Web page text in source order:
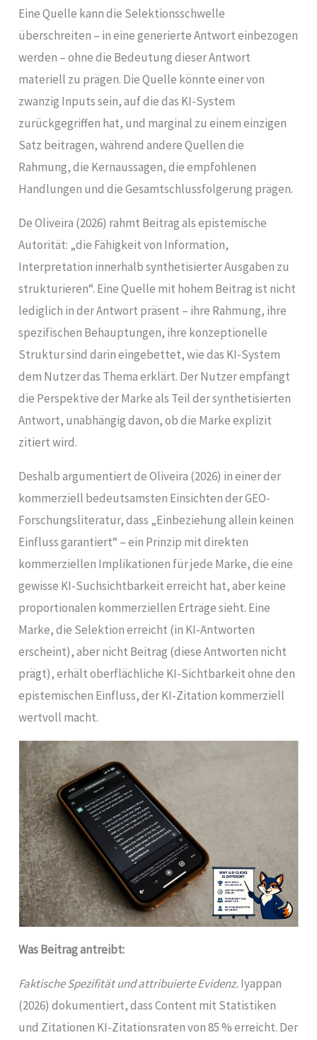
Eine Quelle kann die Selektionsschwelle
überschreiten – in eine generierte Antwort einbezogen
werden – ohne die Bedeutung dieser Antwort
materiell zu prägen. Die Quelle könnte einer von
zwanzig Inputs sein, auf die das KI-System
zurückgegriffen hat, und marginal zu einem einzigen
Satz beitragen, während andere Quellen die
Rahmung, die Kernaussagen, die empfohlenen
Handlungen und die Gesamtschlussfolgerung prägen.
De Oliveira (2026) rahmt Beitrag als epistemische
Autorität: „die Fähigkeit von Information,
Interpretation innerhalb synthetisierter Ausgaben zu
strukturieren“. Eine Quelle mit hohem Beitrag ist nicht
lediglich in der Antwort präsent – ihre Rahmung, ihre
spezifischen Behauptungen, ihre konzeptionelle
Struktur sind darin eingebettet, wie das KI-System
dem Nutzer das Thema erklärt. Der Nutzer empfängt
die Perspektive der Marke als Teil der synthetisierten
Antwort, unabhängig davon, ob die Marke explizit
zitiert wird.
Deshalb argumentiert de Oliveira (2026) in einer der
kommerziell bedeutsamsten Einsichten der GEO-
Forschungsliteratur, dass „Einbeziehung allein keinen
Einfluss garantiert“ – ein Prinzip mit direkten
kommerziellen Implikationen für jede Marke, die eine
gewisse KI-Suchsichtbarkeit erreicht hat, aber keine
proportionalen kommerziellen Erträge sieht. Eine
Marke, die Selektion erreicht (in KI-Antworten
erscheint), aber nicht Beitrag (diese Antworten nicht
prägt), erhält oberflächliche KI-Sichtbarkeit ohne den
epistemischen Einfluss, der KI-Zitation kommerziell
wertvoll macht.
Was Beitrag antreibt:
Faktische Spezifität und attribuierte Evidenz.Iyappan
(2026) dokumentiert, dass Content mit Statistiken
und Zitationen KI-Zitationsraten von 85 % erreicht. Der